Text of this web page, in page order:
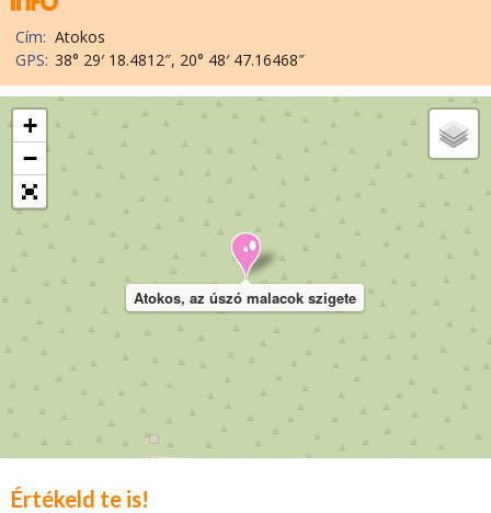
Cím: Atokos
GPS: 38° 29′ 18.4812″, 20° 48′ 47.16468″
Atokos, az úszó malacok szigete
+
−
Értékeld te is!